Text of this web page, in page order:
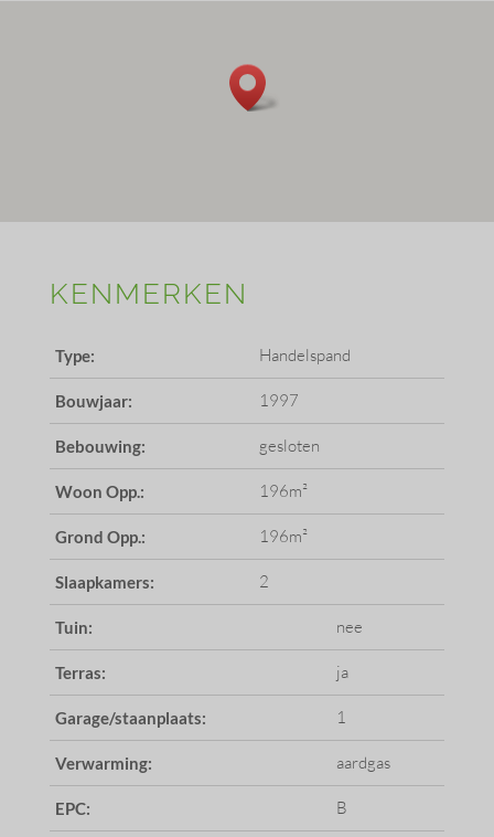
KENMERKEN
Type: Handelspand
Bouwjaar: 1997
Bebouwing: gesloten
Woon Opp.: 196m²
Grond Opp.: 196m²
Slaapkamers: 2
Tuin: nee
Terras: ja
Garage/staanplaats: 1
Verwarming: aardgas
EPC: B